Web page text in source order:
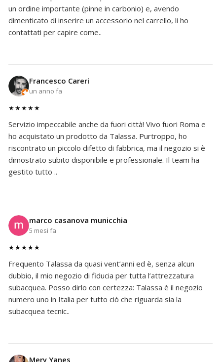
un ordine importante (pinne in carbonio) e, avendo
dimenticato di inserire un accessorio nel carrello, li ho
contattati per capire come..
Francesco Careri
un anno fa
★★★★★
Servizio impeccabile anche da fuori città! Vivo fuori Roma e
ho acquistato un prodotto da Talassa. Purtroppo, ho
riscontrato un piccolo difetto di fabbrica, ma il negozio si è
dimostrato subito disponibile e professionale. Il team ha
gestito tutto ..
marco casanova municchia
5 mesi fa
★★★★★
Frequento Talassa da quasi vent’anni ed è, senza alcun
dubbio, il mio negozio di fiducia per tutta l’attrezzatura
subacquea. Posso dirlo con certezza: Talassa è il negozio
numero uno in Italia per tutto ciò che riguarda sia la
subacquea tecnic..
Mery Yanes